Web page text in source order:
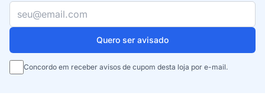
Seu e-mail
Quero ser avisado
Concordo em receber avisos de cupom desta loja por e-mail.